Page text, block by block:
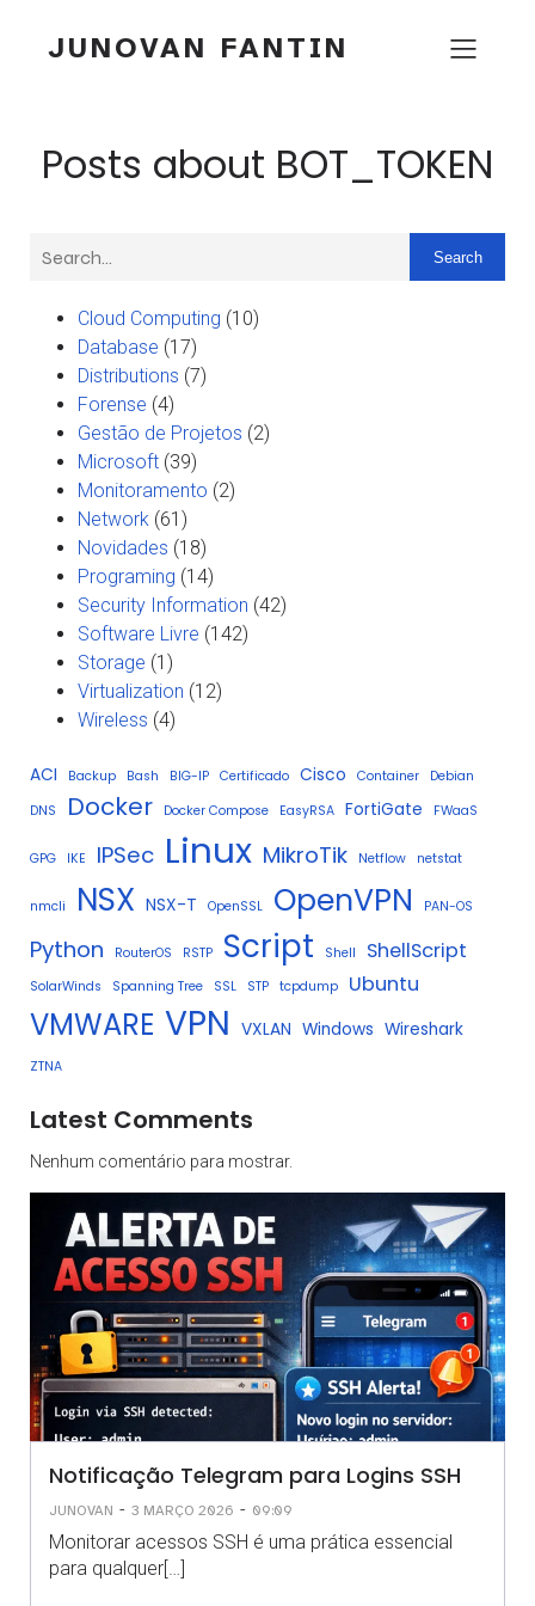
JUNOVAN FANTIN
Posts about BOT_TOKEN
Search
Cloud Computing (10)
Database (17)
Distributions (7)
Forense (4)
Gestão de Projetos (2)
Microsoft (39)
Monitoramento (2)
Network (61)
Novidades (18)
Programing (14)
Security Information (42)
Software Livre (142)
Storage (1)
Virtualization (12)
Wireless (4)
ACI Backup Bash BIG-IP Certificado Cisco Container
Debian
DNS
Docker Docker Compose EasyRSA FortiGate FWaaS
GPG IKE IPSec Linux MikroTik Netflow netstat
nmcli NSX NSX-T OpenSSL OpenVPN PAN-OS
Python RouterOS RSTP Script Shell ShellScript
SolarWinds Spanning Tree SSL STP tcpdump Ubuntu
VMWARE VPN VXLAN Windows Wireshark
ZTNA
Latest Comments
Nenhum comentário para mostrar.
Notificação Telegram para Logins SSH
JUNOVAN - 3 MARÇO 2026 - 09:09
Monitorar acessos SSH é uma prática essencial
para qualquer[…]